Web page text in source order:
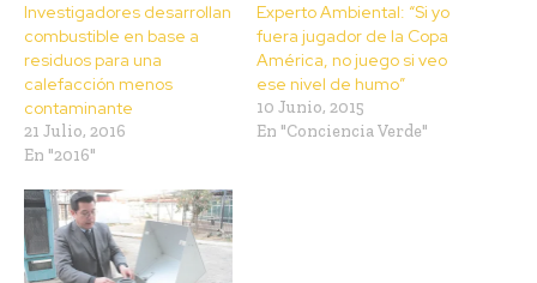
Investigadores desarrollan
combustible en base a
residuos para una
calefacción menos
contaminante
21 Julio, 2016
En "2016"
Experto Ambiental: “Si yo
fuera jugador de la Copa
América, no juego si veo
ese nivel de humo”
10 Junio, 2015
En "Conciencia Verde"